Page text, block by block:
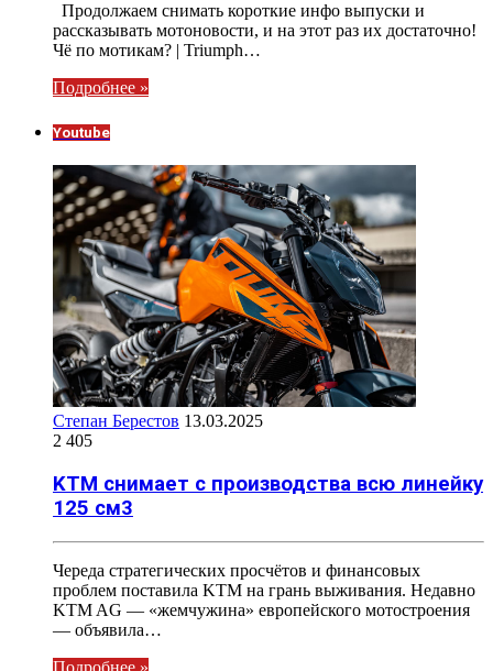
Продолжаем снимать короткие инфо выпуски и
рассказывать мотоновости, и на этот раз их достаточно!
Чё по мотикам? | Triumph…
Подробнее »
Youtube
Степан Берестов 13.03.2025
2 405
KTM снимает с производства всю линейку
125 см3
Череда стратегических просчётов и финансовых
проблем поставила KTM на грань выживания. Недавно
KTM AG — «жемчужина» европейского мотостроения
— объявила…
Подробнее »